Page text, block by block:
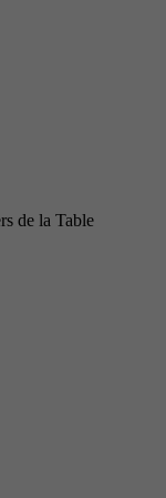
de la Table